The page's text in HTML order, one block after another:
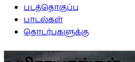
படத்தொகுப்பு
பாடல்கள்
தொடர்புகளுக்கு